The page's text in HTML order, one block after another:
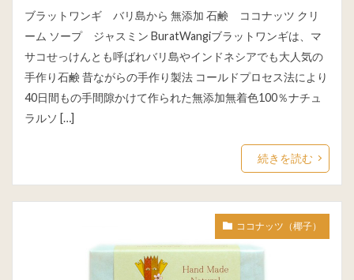
ブラットワンギ バリ島から 無添加 石鹸 ココナッツ クリ
ーム ソープ ジャスミン BuratWangiブラットワンギは、マ
サコせっけんとも呼ばれバリ島やインドネシアでも大人気の
手作り石鹸 昔ながらの手作り製法 コールドプロセス法により
40日間もの手間隙かけて作られた無添加無着色100％ナチュ
ラルソ […]
続きを読む
ココナッツ（椰子）